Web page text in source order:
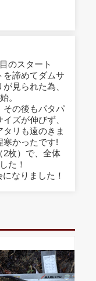
のスタート
を諦めてダムサ
見られた為、
。
その後もパタパ
ズが伸びず、
リも遠のきま
寒かったです!
2枚）で、全体
た！
なりました！